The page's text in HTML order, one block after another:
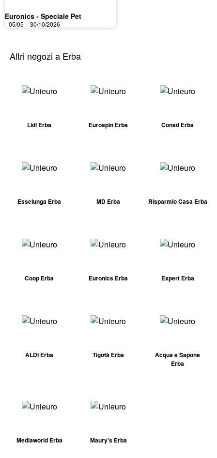
Euronics - Speciale Pet
05/05 – 30/10/2026
Altri negozi a Erba
Lidl Erba Eurospin Erba Conad Erba
Esselunga Erba MD Erba Risparmio Casa Erba
Coop Erba Euronics Erba Expert Erba
ALDI Erba Tigotà Erba
Acqua e Sapone
Erba
Mediaworld Erba Maury's Erba